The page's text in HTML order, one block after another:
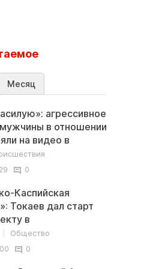
Месяц
агрессивное
в отношении
на видео в
0
Каспийская
Токаев дал старт
в
Общество
0